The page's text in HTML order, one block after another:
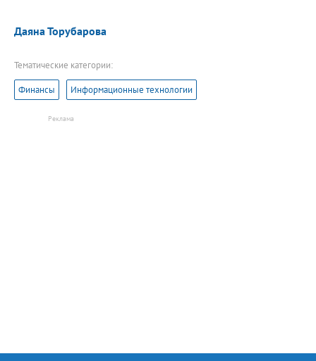
Даяна Торубарова
Тематические категории:
Финансы Информационные технологии